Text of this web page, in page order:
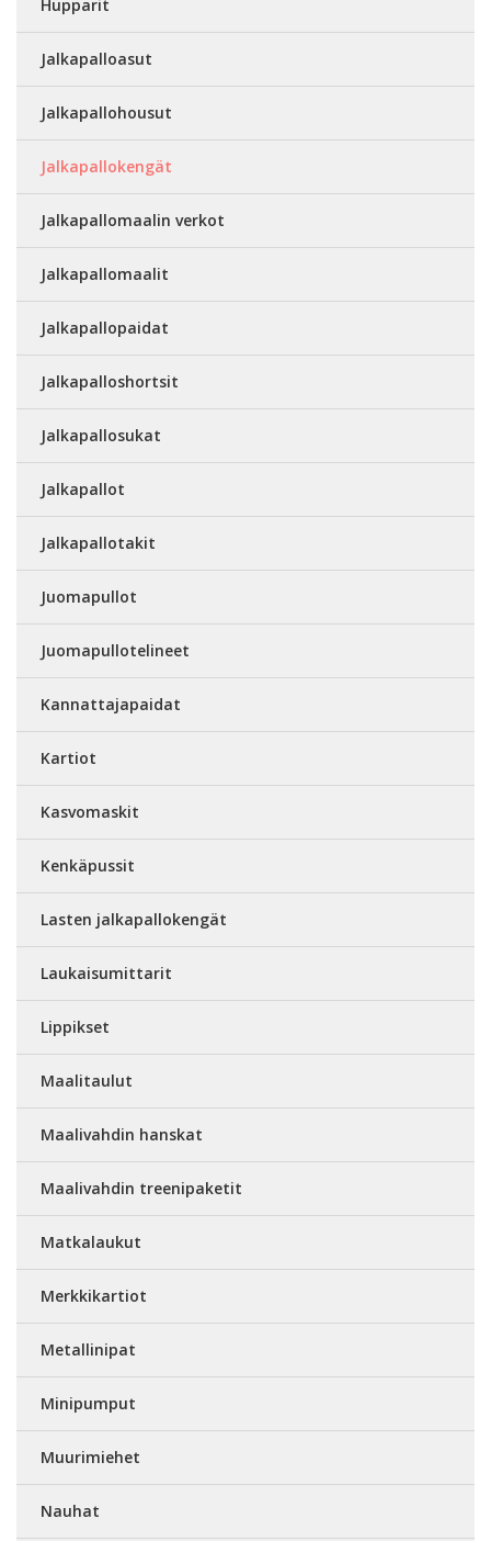
Hupparit
Jalkapalloasut
Jalkapallohousut
Jalkapallokengät
Jalkapallomaalin verkot
Jalkapallomaalit
Jalkapallopaidat
Jalkapalloshortsit
Jalkapallosukat
Jalkapallot
Jalkapallotakit
Juomapullot
Juomapullotelineet
Kannattajapaidat
Kartiot
Kasvomaskit
Kenkäpussit
Lasten jalkapallokengät
Laukaisumittarit
Lippikset
Maalitaulut
Maalivahdin hanskat
Maalivahdin treenipaketit
Matkalaukut
Merkkikartiot
Metallinipat
Minipumput
Muurimiehet
Nauhat